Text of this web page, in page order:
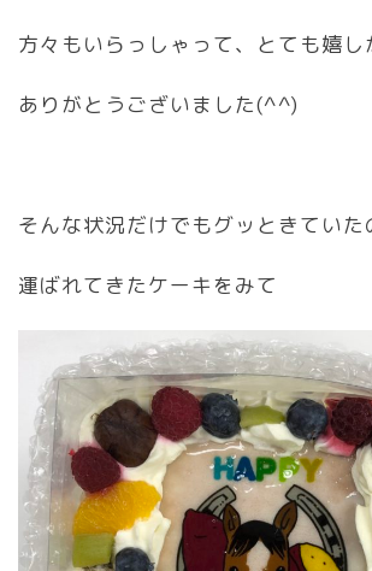
方々もいらっしゃって、とても嬉し
ありがとうございました(^^)
そんな状況だけでもグッときていた
運ばれてきたケーキをみて